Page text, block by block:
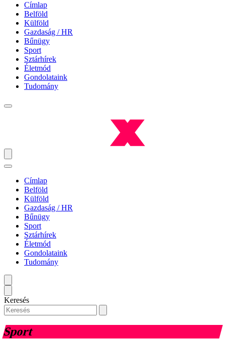
Címlap
Belföld
Külföld
Gazdaság / HR
Bűnügy
Sport
Sztárhírek
Életmód
Gondolataink
Tudomány
Címlap
Belföld
Külföld
Gazdaság / HR
Bűnügy
Sport
Sztárhírek
Életmód
Gondolataink
Tudomány
Keresés
Sport